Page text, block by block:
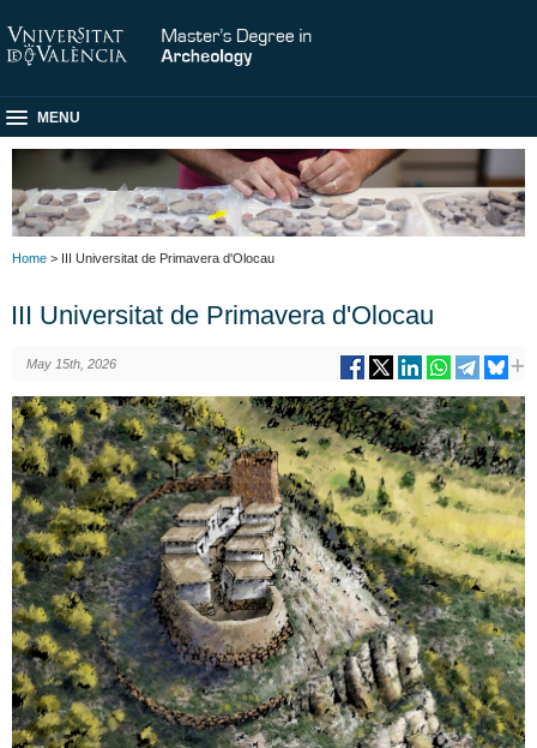
MENU
Home > III Universitat de Primavera d'Olocau
III Universitat de Primavera d'Olocau
May 15th, 2026